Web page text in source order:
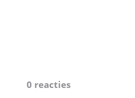
0 reacties